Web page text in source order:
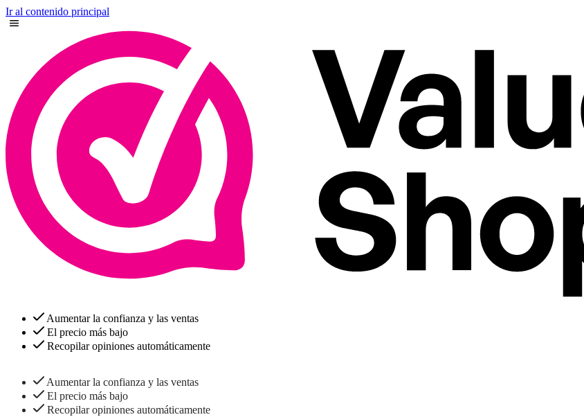
Ir al contenido principal
Aumentar la confianza y las ventas
El precio más bajo
Recopilar opiniones automáticamente
Aumentar la confianza y las ventas
El precio más bajo
Recopilar opiniones automáticamente